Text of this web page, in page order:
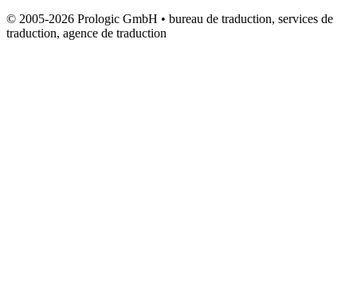
© 2005-2026 Prologic GmbH • bureau de traduction, services de
traduction, agence de traduction